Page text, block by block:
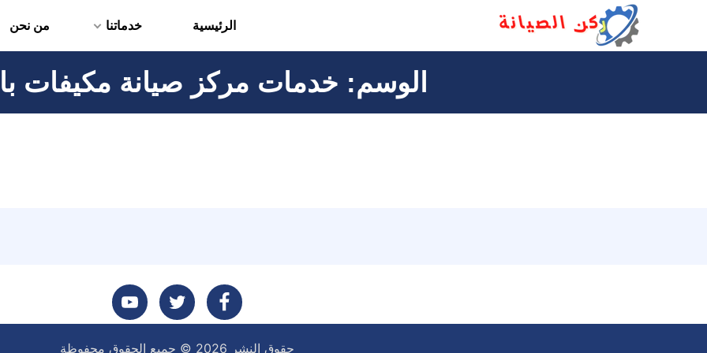
الرئيسية خدماتنا من نحن
الوسم: خدمات مركز صيانة مكيفات
تابعنا تابعنا تابعنا
حقوق النشر 2026 © جميع الحقوق محفوظة